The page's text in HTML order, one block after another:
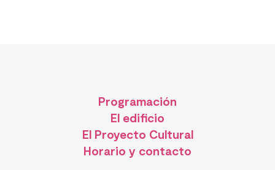
Programación
El edificio
El Proyecto Cultural
Horario y contacto